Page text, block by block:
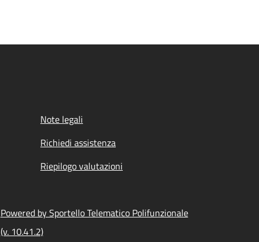
Note legali
Richiedi assistenza
Riepilogo valutazioni
Powered by Sportello Telematico Polifunzionale
(v. 10.41.2)